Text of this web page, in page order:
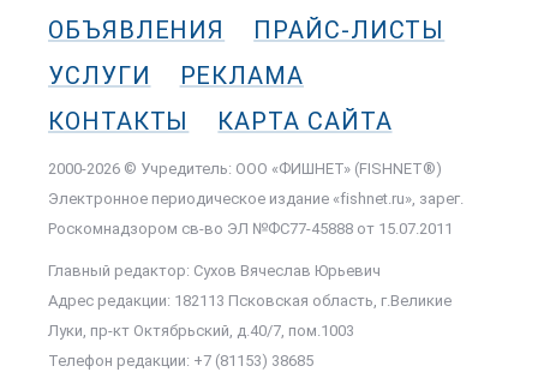
ОБЪЯВЛЕНИЯ
ПРАЙС-ЛИСТЫ
УСЛУГИ
РЕКЛАМА
КОНТАКТЫ
КАРТА САЙТА
2000-2026 © Учредитель: ООО «ФИШНЕТ» (FISHNET®)
Электронное периодическое издание «fishnet.ru», зарег.
Роскомнадзором cв-во ЭЛ №ФС77-45888 от 15.07.2011
Главный редактор: Сухов Вячеслав Юрьевич
Адрес редакции: 182113 Псковская область, г.Великие
Луки, пр-кт Октябрьский, д.40/7, пом.1003
Телефон редакции: +7 (81153) 38685